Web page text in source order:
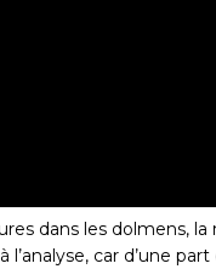
dans les dolmens,
car d’une